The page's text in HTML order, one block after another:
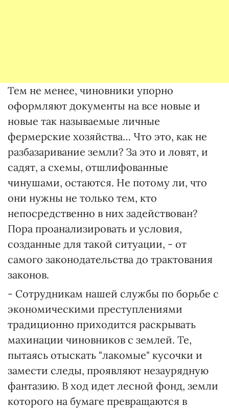
Тем не менее, чиновники упорно
оформляют документы на все новые и
новые так называемые личные
фермерские хозяйства… Что это, как не
разбазаривание земли? За это и ловят, и
садят, а схемы, отшлифованные
чинушами, остаются. Не потому ли, что
они нужны не только тем, кто
непосредственно в них задействован?
Пора проанализировать и условия,
созданные для такой ситуации, - от
самого законодательства до трактования
законов.
- Сотрудникам нашей службы по борьбе с
экономическими преступлениями
традиционно приходится раскрывать
махинации чиновников с землей. Те,
пытаясь отыскать "лакомые" кусочки и
замести следы, проявляют незаурядную
фантазию. В ход идет лесной фонд, земли
которого на бумаге превращаются в